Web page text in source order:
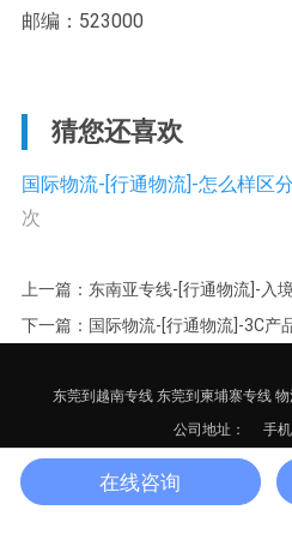
邮编：523000
猜您还喜欢
国际物流-[行通物流]-怎么样区
次
上一篇：东南亚专线-[行通物流]-入
下一篇：国际物流-[行通物流]-3C产
东莞到越南专线 东莞到柬埔寨专线
公司地址： 手
备案号：粤ICP备17125652
在线咨询